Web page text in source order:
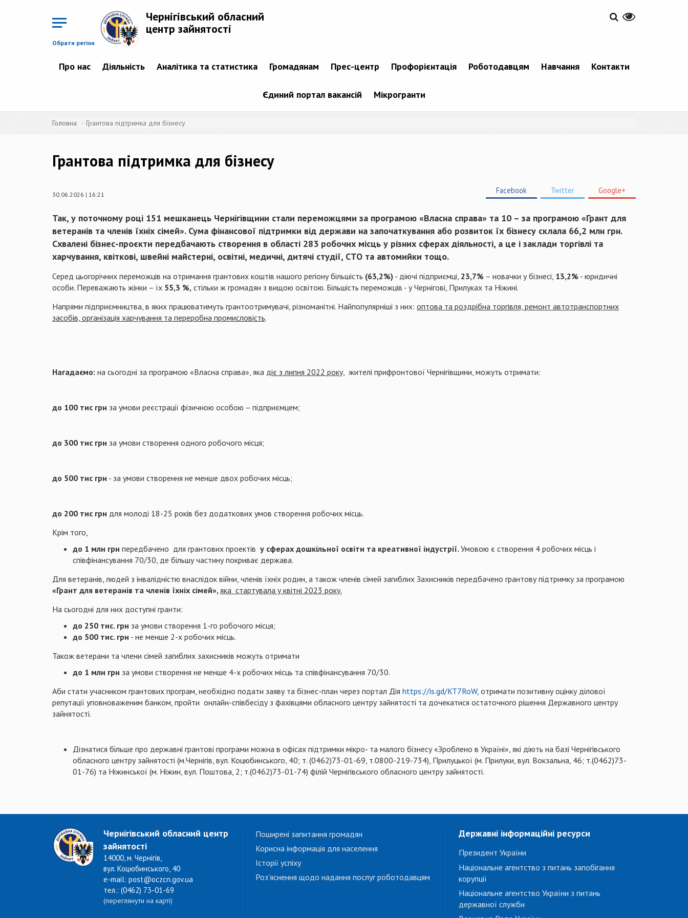
Обрати регіон
Чернігівський обласний
центр зайнятості
Про нас Діяльність Аналітика та статистика Громадянам Прес-центр Профорієнтація Роботодавцям Навчання Контакти
Єдиний портал вакансій Мікрогранти
Головна Грантова підтримка для бізнесу
Грантова підтримка для бізнесу
30.06.2026 | 16:21 Facebook Twitter Google+
Так, у поточному році 151 мешканець Чернігівщини стали переможцями за програмою «Власна справа» та 10 – за програмою «Грант для
ветеранів та членів їхніх сімей». Сума фінансової підтримки від держави на започаткування або розвиток їх бізнесу склала 66,2 млн грн.
Схвалені бізнес-проєкти передбачають створення в області 283 робочих місць у різних сферах діяльності, а це і заклади торгівлі та
харчування, квіткові, швейні майстерні, освітні, медичні, дитячі студії, СТО та автомийки тощо.
Серед цьогорічних переможців на отримання грантових коштів нашого регіону більшість (63,2%) - діючі підприємці, 23,7% – новачки у бізнесі, 13,2% - юридичні
особи. Переважають жінки – їх 55,3 %, стільки ж громадян з вищою освітою. Більшість переможців - у Чернігові, Прилуках та Ніжині.
Напрями підприємництва, в яких працюватимуть грантоотримувачі, різноманітні. Найпопулярніші з них: оптова та роздрібна торгівля, ремонт автотранспортних
засобів, організація харчування та переробна промисловість.
Нагадаємо: на сьогодні за програмою «Власна справа», яка діє з липня 2022 року, жителі прифронтової Чернігівщини, можуть отримати:
до 100 тис грн за умови реєстрації фізичною особою – підприємцем;
до 300 тис грн за умови створення одного робочого місця;
до 500 тис грн - за умови створення не менше двох робочих місць;
до 200 тис грн для молоді 18-25 років без додаткових умов створення робочих місць.
Крім того,
до 1 млн грн передбачено для грантових проектів у сферах дошкільної освіти та креативної індустрії. Умовою є створення 4 робочих місць і
співфінансування 70/30, де більшу частину покриває держава.
Для ветеранів, людей з інвалідністю внаслідок війни, членів їхніх родин, а також членів сімей загиблих Захисників передбачено грантову підтримку за програмою
«Грант для ветеранів та членів їхніх сімей», яка стартувала у квітні 2023 року.
На сьогодні для них доступні гранти:
до 250 тис. грн за умови створення 1-го робочого місця;
до 500 тис. грн - не менше 2-х робочих місць.
Також ветерани та члени сімей загиблих захисників можуть отримати
до 1 млн грн за умови створення не менше 4-х робочих місць та співфінансування 70/30.
Аби стати учасником грантових програм, необхідно подати заяву та бізнес-план через портал Дія https://is.gd/KT7RoW, отримати позитивну оцінку ділової
репутації уповноваженим банком, пройти онлайн-співбесіду з фахівцями обласного центру зайнятості та дочекатися остаточного рішення Державного центру
зайнятості.
Дізнатися більше про державні грантові програми можна в офісах підтримки мікро- та малого бізнесу «Зроблено в Україні», які діють на базі Чернігівського
обласного центру зайнятості (м.Чернігів, вул. Коцюбинського, 40; т. (0462)73-01-69, т.0800-219-734), Прилуцької (м. Прилуки, вул. Вокзальна, 46; т.(0462)73-
01-76) та Ніжинської (м. Ніжин, вул. Поштова, 2; т.(0462)73-01-74) філій Чернігівського обласного центру зайнятості.
Чернігівський обласний центр
зайнятості
14000, м. Чернігів,
вул. Коцюбинського, 40
e-mail: post@oczcn.gov.ua
тел.: (0462) 73-01-69
(переглянути на карті)
Поширені запитання громадян
Корисна інформація для населення
Історії успіху
Роз'яснення щодо надання послуг роботодавцям
Державні інформаційні ресурси
Президент України
Національне агентство з питань запобігання
корупції
Національне агентство України з питань
державної служби